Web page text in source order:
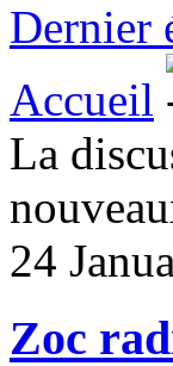
Dernier
Accueil
La
24
Zoc